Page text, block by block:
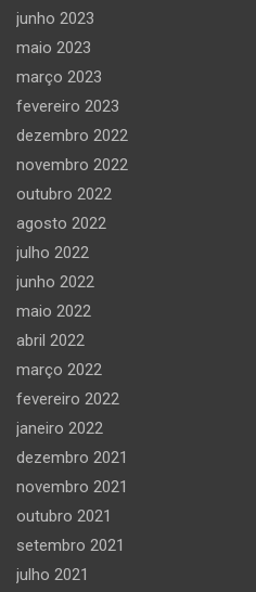
junho 2023
maio 2023
março 2023
fevereiro 2023
dezembro 2022
novembro 2022
outubro 2022
agosto 2022
julho 2022
junho 2022
maio 2022
abril 2022
março 2022
fevereiro 2022
janeiro 2022
dezembro 2021
novembro 2021
outubro 2021
setembro 2021
julho 2021